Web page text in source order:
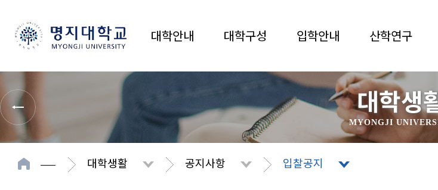
대학안내 대학구성 입학안내 산학연구
대학생
MYONGJI
대학생활 공지사항 입찰공지